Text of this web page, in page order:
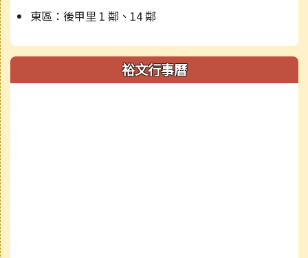
東區：後甲里 1 鄰、14 鄰
裕文行事曆